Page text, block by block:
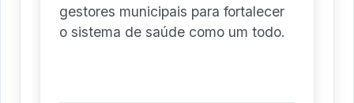
gestores municipais para fortalecer
o sistema de saúde como um todo.